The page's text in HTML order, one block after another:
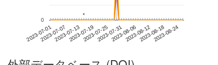
2023-07-012023-07-072023-07-132023-07-192023-07-252023-07-312023-08-062023-08-122023-08-182023-08-24
0
**